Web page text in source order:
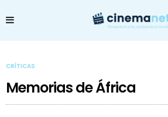
CRÍTICAS
Memorias de África